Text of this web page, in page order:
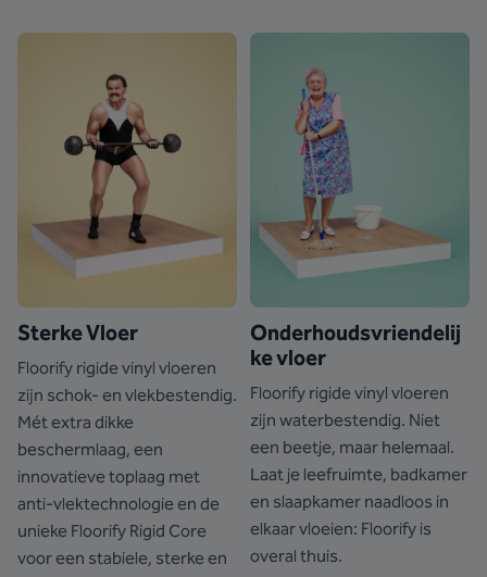
Sterke Vloer
Floorify rigide vinyl vloeren
zijn schok- en vlekbestendig.
Mét extra dikke
beschermlaag, een
innovatieve toplaag met
anti-vlektechnologie en de
unieke Floorify Rigid Core
voor een stabiele, sterke en
Onderhoudsvriendelij
ke vloer
Floorify rigide vinyl vloeren
zijn waterbestendig. Niet
een beetje, maar helemaal.
Laat je leefruimte, badkamer
en slaapkamer naadloos in
elkaar vloeien: Floorify is
overal thuis.